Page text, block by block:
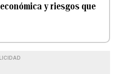
y riesgos que